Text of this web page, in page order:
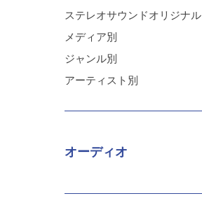
ステレオサウンドオリジナル
メディア別
ジャンル別
アーティスト別
オーディオ